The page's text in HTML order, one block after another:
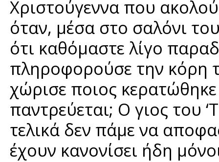
Χριστούγεννα που
όταν, μέσα στο σαλόνι
ότι καθόμαστε λίγο
πληροφορούσε την κόρη
χώρισε ποιος
παντρεύεται; Ο γιος του
τελικά δεν πάμε να
έχουν κανονίσει ήδη